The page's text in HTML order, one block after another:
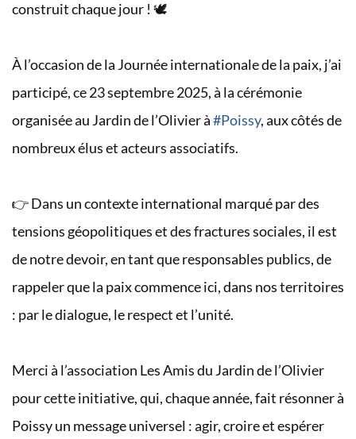
construit chaque jour ! 🕊️
Àl’occasion de la Journée internationale de la paix, j’ai
participé, ce 23 septembre 2025, à la cérémonie
organisée au Jardin de l’Olivier à#Poissy, aux côtés de
nombreux élus et acteurs associatifs.
👉 Dans un contexte international marqué par des
tensions géopolitiques et des fractures sociales, il est
de notre devoir, en tant que responsables publics, de
rappeler que la paix commence ici, dans nos territoires
: par le dialogue, le respect et l’unité.
Merci à l’association Les Amis du Jardin de l’Olivier
pour cette initiative, qui, chaque année, fait résonner à
Poissy un message universel : agir, croire et espérer